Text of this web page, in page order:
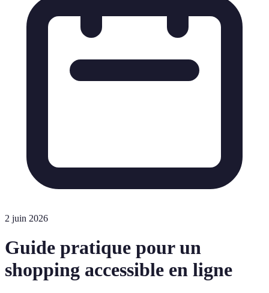
2 juin 2026
Guide pratique pour un
shopping accessible en ligne